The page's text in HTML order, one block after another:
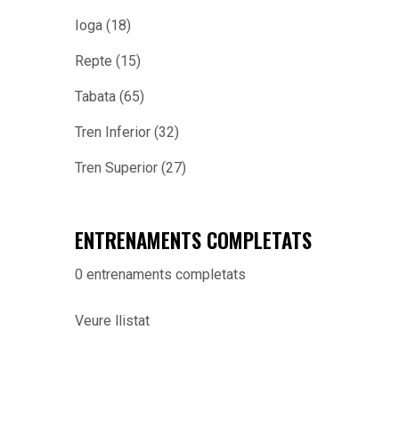
Ioga (18)
Repte (15)
Tabata (65)
Tren Inferior (32)
Tren Superior (27)
ENTRENAMENTS COMPLETATS
0 entrenaments completats
Veure llistat